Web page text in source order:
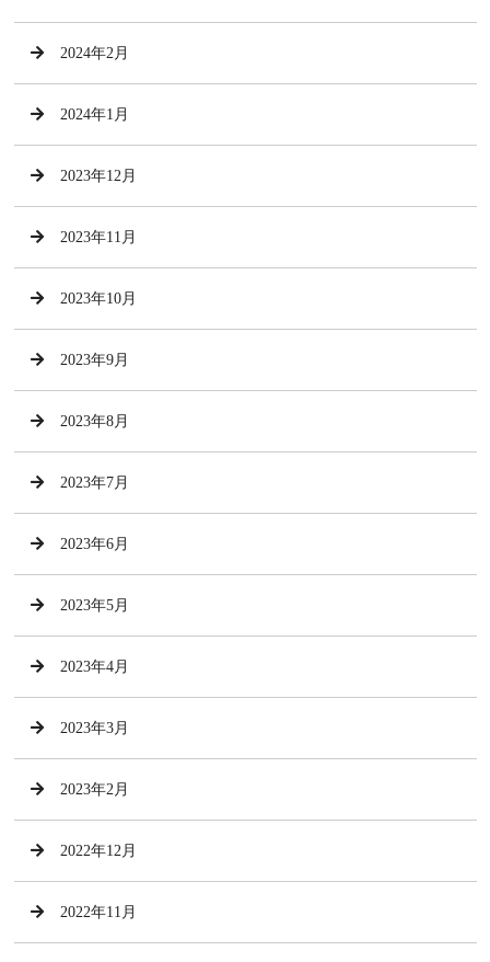
2024年2月
2024年1月
2023年12月
2023年11月
2023年10月
2023年9月
2023年8月
2023年7月
2023年6月
2023年5月
2023年4月
2023年3月
2023年2月
2022年12月
2022年11月